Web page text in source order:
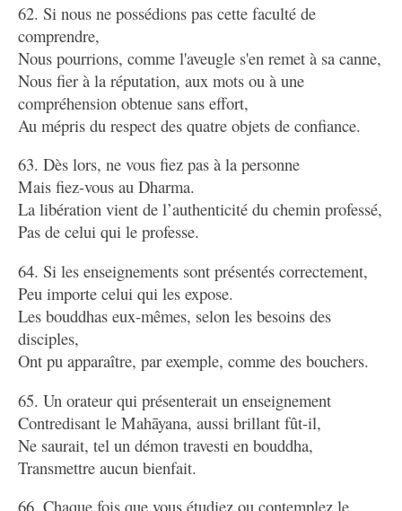
62. Si nous ne possédions pas cette faculté de
comprendre,
Nous pourrions, comme l'aveugle s'en remet à sa canne,
Nous fier à la réputation, aux mots ou à une
compréhension obtenue sans effort,
Au mépris du respect des quatre objets de confiance.
63. Dès lors, ne vous fiez pas à la personne
Mais fiez-vous au Dharma.
La libération vient de l’authenticité du chemin professé,
Pas de celui qui le professe.
64. Si les enseignements sont présentés correctement,
Peu importe celui qui les expose.
Les bouddhas eux-mêmes, selon les besoins des
disciples,
Ont pu apparaître, par exemple, comme des bouchers.
65. Un orateur qui présenterait un enseignement
Contredisant le Mahāyana, aussi brillant fût-il,
Ne saurait, tel un démon travesti en bouddha,
Transmettre aucun bienfait.
66. Chaque fois que vous étudiez ou contemplez le